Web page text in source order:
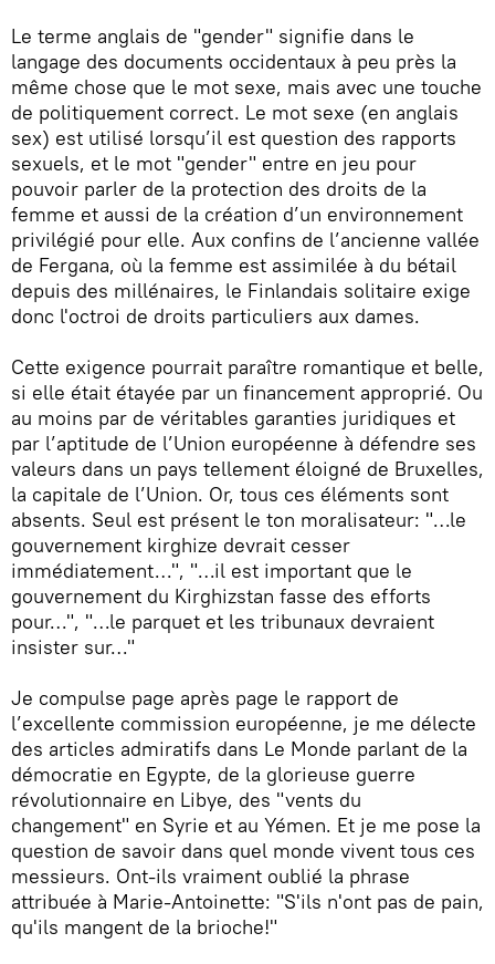
Le terme anglais de "gender" signifie dans le
langage des documents occidentaux à peu près la
même chose que le mot sexe, mais avec une touche
de politiquement correct. Le mot sexe (en anglais
sex) est utilisé lorsqu’il est question des rapports
sexuels, et le mot "gender" entre en jeu pour
pouvoir parler de la protection des droits de la
femme et aussi de la création d’un environnement
privilégié pour elle. Aux confins de l’ancienne vallée
de Fergana, où la femme est assimilée à du bétail
depuis des millénaires, le Finlandais solitaire exige
donc l'octroi de droits particuliers aux dames.
Cette exigence pourrait paraître romantique et belle,
si elle était étayée par un financement approprié. Ou
au moins par de véritables garanties juridiques et
par l’aptitude de l’Union européenne à défendre ses
valeurs dans un pays tellement éloigné de Bruxelles,
la capitale de l’Union. Or, tous ces éléments sont
absents. Seul est présent le ton moralisateur: "…le
gouvernement kirghize devrait cesser
immédiatement…", "…il est important que le
gouvernement du Kirghizstan fasse des efforts
pour…", "…le parquet et les tribunaux devraient
insister sur…"
Je compulse page après page le rapport de
l’excellente commission européenne, je me délecte
des articles admiratifs dans Le Monde parlant de la
démocratie en Egypte, de la glorieuse guerre
révolutionnaire en Libye, des "vents du
changement" en Syrie et au Yémen. Et je me pose la
question de savoir dans quel monde vivent tous ces
messieurs. Ont-ils vraiment oublié la phrase
attribuée à Marie-Antoinette: "S'ils n'ont pas de pain,
qu'ils mangent de la brioche!"